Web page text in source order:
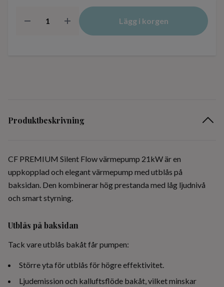
Lägg i korgen
Produktbeskrivning
CF PREMIUM Silent Flow värmepump 21kW är en
uppkopplad och elegant värmepump med utblås på
baksidan. Den kombinerar hög prestanda med låg ljudnivå
och smart styrning.
Utblås på baksidan
Tack vare utblås bakåt får pumpen:
Större yta för utblås för högre effektivitet.
Ljudemission och kalluftsflöde bakåt, vilket minskar